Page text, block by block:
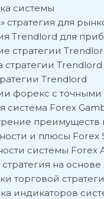
системы
стратегия для
Trendlord для
стратегии
стратегии Trendlord
Trendlord
форекс с
система Forex
и плюсы Forex
системы Forex
на
торговой
индикаторов